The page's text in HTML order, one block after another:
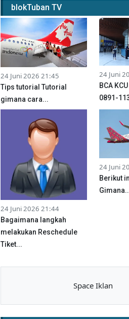
blokTuban TV
24 Juni 2026 21:45
Tips tutorial Tutorial
gimana cara...
24 Juni
BCA
0891-
24 Juni 2026 21:44
Bagaimana langkah
melakukan Reschedule
Tiket...
24 Juni
Berikut
Space Iklan